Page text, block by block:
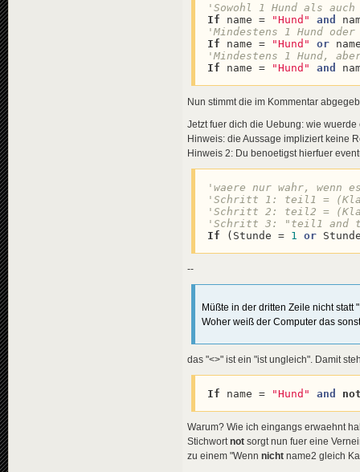
'Sowohl 1 Hund als auch
If name = "Hund" and
If name = "Hund" or
'Mindestens 1 Hund,
If name = "Hund" and
Nun stimmt die im Kommentar
Jetzt fuer dich die Uebung: wie
Hinweis: die Aussage impliziert keine
Hinweis 2: Du benoetigst hierfuer
'waere nur wahr, wenn
'Schritt 1: teil1 =
'Schritt 2: teil2 =
'Schritt 3: "teil1 and
If (Stunde = 1 or
--
Müßte in der dritten Zeile nicht statt
Woher weiß der Computer das
das "<>" ist ein "ist ungleich". Damit
If name = "Hund" and
Warum? Wie ich eingangs erwaehnt
Stichwortnot sorgt nun fuer eine
zu einem "Wenn nicht name2 gleich